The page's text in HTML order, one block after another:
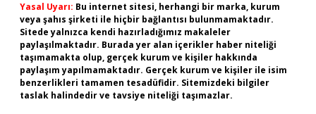
Yasal Uyarı: Bu internet sitesi, herhangi bir marka, kurum
veya şahıs şirketi ile hiçbir bağlantısı bulunmamaktadır.
Sitede yalnızca kendi hazırladığımız makaleler
paylaşılmaktadır. Burada yer alan içerikler haber niteliği
taşımamakta olup, gerçek kurum ve kişiler hakkında
paylaşım yapılmamaktadır. Gerçek kurum ve kişiler ile isim
benzerlikleri tamamen tesadüfidir. Sitemizdeki bilgiler
taslak halindedir ve tavsiye niteliği taşımazlar.